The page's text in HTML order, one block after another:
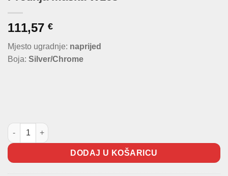
111,57 €
Mjesto ugradnje: naprijed
Boja: Silver/Chrome
Prednja maska W163 količina
DODAJ U KOŠARICU